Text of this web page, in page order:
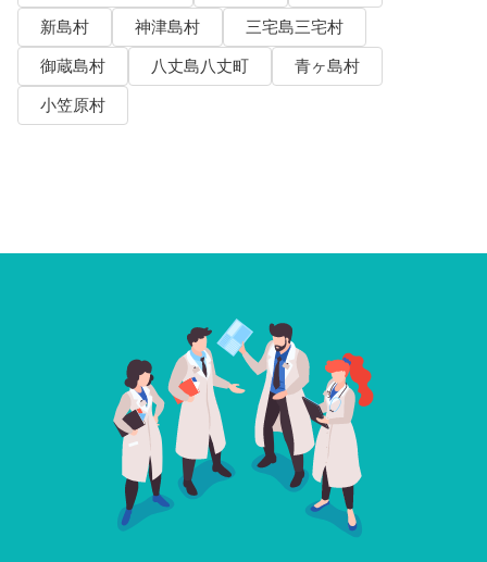
新島村
神津島村
三宅島三宅村
御蔵島村
八丈島八丈町
青ヶ島村
小笠原村